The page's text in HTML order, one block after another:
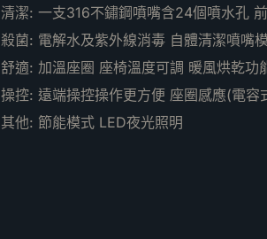
清潔: 一支316不鏽鋼噴嘴含24個噴水孔
殺菌: 電解水及紫外線消毒 自體清潔噴嘴
舒適: 加溫座圈 座椅溫度可調 暖風烘乾功
操控: 遠端操控操作更方便 座圈感應(電
其他: 節能模式 LED夜光照明